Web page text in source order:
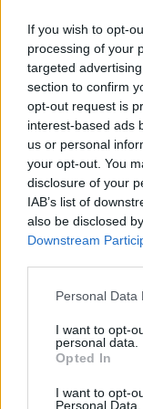
If you wish to opt-
processing of your
targeted
section to confirm
opt-out request is
interest-based ads
us or personal
your opt-out. You
disclosure of your
IAB’s list of
also be disclosed
Downstream
Personal Data
I want to opt-
personal data.
Opted In
I want to opt-
Personal Data.
υπάρχει νέα
Την κατάργηση
για την παροχή
επαγγελματία
σκόπιμη η
θα πρέπει ο
με τον τρόπο
Ε.Δ.Χ. Το
καθοριστεί στα
στα €40 για
Τη διατήρηση
διοικητικής
παροχή
Ε.Ι.Χ. οχημάτων
και
Παρά τις αλλαγές
ερανιστικό
Εκμίσθωσης Ε.Ι.Χ.